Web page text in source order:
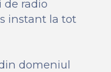
de radio
instant la tot
domeniul